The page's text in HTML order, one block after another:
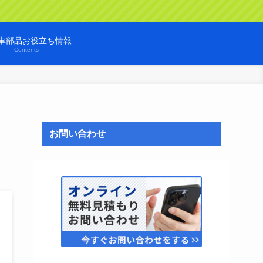
部品お役立ち情報
Contents
お問い合わせ